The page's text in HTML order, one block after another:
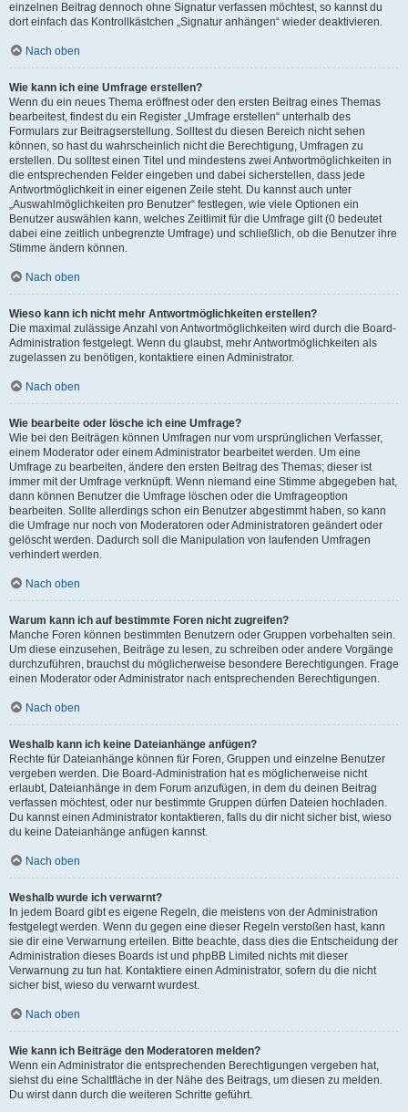
einzelnen Beitrag dennoch ohne Signatur verfassen möchtest, so kannst du
dort einfach das Kontrollkästchen „Signatur anhängen“ wieder deaktivieren.
Nach oben
Wie kann ich eine Umfrage erstellen?
Wenn du ein neues Thema eröffnest oder den ersten Beitrag eines Themas
bearbeitest, findest du ein Register „Umfrage erstellen“ unterhalb des
Formulars zur Beitragserstellung. Solltest du diesen Bereich nicht sehen
können, so hast du wahrscheinlich nicht die Berechtigung, Umfragen zu
erstellen. Du solltest einen Titel und mindestens zwei Antwortmöglichkeiten in
die entsprechenden Felder eingeben und dabei sicherstellen, dass jede
Antwortmöglichkeit in einer eigenen Zeile steht. Du kannst auch unter
„Auswahlmöglichkeiten pro Benutzer“ festlegen, wie viele Optionen ein
Benutzer auswählen kann, welches Zeitlimit für die Umfrage gilt (0 bedeutet
dabei eine zeitlich unbegrenzte Umfrage) und schließlich, ob die Benutzer ihre
Stimme ändern können.
Nach oben
Wieso kann ich nicht mehr Antwortmöglichkeiten erstellen?
Die maximal zulässige Anzahl von Antwortmöglichkeiten wird durch die Board-
Administration festgelegt. Wenn du glaubst, mehr Antwortmöglichkeiten als
zugelassen zu benötigen, kontaktiere einen Administrator.
Nach oben
Wie bearbeite oder lösche ich eine Umfrage?
Wie bei den Beiträgen können Umfragen nur vom ursprünglichen Verfasser,
einem Moderator oder einem Administrator bearbeitet werden. Um eine
Umfrage zu bearbeiten, ändere den ersten Beitrag des Themas; dieser ist
immer mit der Umfrage verknüpft. Wenn niemand eine Stimme abgegeben hat,
dann können Benutzer die Umfrage löschen oder die Umfrageoption
bearbeiten. Sollte allerdings schon ein Benutzer abgestimmt haben, so kann
die Umfrage nur noch von Moderatoren oder Administratoren geändert oder
gelöscht werden. Dadurch soll die Manipulation von laufenden Umfragen
verhindert werden.
Nach oben
Warum kann ich auf bestimmte Foren nicht zugreifen?
Manche Foren können bestimmten Benutzern oder Gruppen vorbehalten sein.
Um diese einzusehen, Beiträge zu lesen, zu schreiben oder andere Vorgänge
durchzuführen, brauchst du möglicherweise besondere Berechtigungen. Frage
einen Moderator oder Administrator nach entsprechenden Berechtigungen.
Nach oben
Weshalb kann ich keine Dateianhänge anfügen?
Rechte für Dateianhänge können für Foren, Gruppen und einzelne Benutzer
vergeben werden. Die Board-Administration hat es möglicherweise nicht
erlaubt, Dateianhänge in dem Forum anzufügen, in dem du deinen Beitrag
verfassen möchtest, oder nur bestimmte Gruppen dürfen Dateien hochladen.
Du kannst einen Administrator kontaktieren, falls du dir nicht sicher bist, wieso
du keine Dateianhänge anfügen kannst.
Nach oben
Weshalb wurde ich verwarnt?
In jedem Board gibt es eigene Regeln, die meistens von der Administration
festgelegt werden. Wenn du gegen eine dieser Regeln verstoßen hast, kann
sie dir eine Verwarnung erteilen. Bitte beachte, dass dies die Entscheidung der
Administration dieses Boards ist und phpBB Limited nichts mit dieser
Verwarnung zu tun hat. Kontaktiere einen Administrator, sofern du die nicht
sicher bist, wieso du verwarnt wurdest.
Nach oben
Wie kann ich Beiträge den Moderatoren melden?
Wenn ein Administrator die entsprechenden Berechtigungen vergeben hat,
siehst du eine Schaltfläche in der Nähe des Beitrags, um diesen zu melden.
Du wirst dann durch die weiteren Schritte geführt.